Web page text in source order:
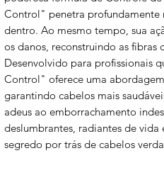
Control" penetra profundamente
dentro. Ao mesmo tempo, sua
os danos, reconstruindo as
Desenvolvido para profissionais
Control" oferece uma
garantindo cabelos mais
adeus ao emborrachamento
deslumbrantes, radiantes de
segredo por trás de cabelos